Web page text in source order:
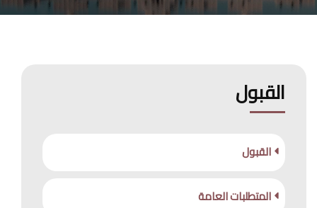
القبول
القبول
المتطلبات العامة